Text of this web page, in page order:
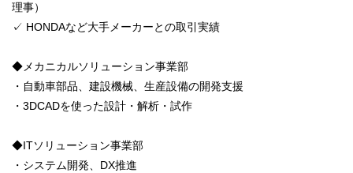
理事）
✓ HONDAなど大手メーカーとの取引実績
◆メカニカルソリューション事業部
・自動車部品、建設機械、生産設備の開発支援
・3DCADを使った設計・解析・試作
◆ITソリューション事業部
・システム開発、DX推進